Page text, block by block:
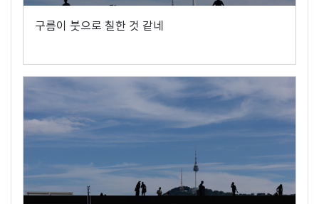
구름이 붓으로 칠한 것 같네